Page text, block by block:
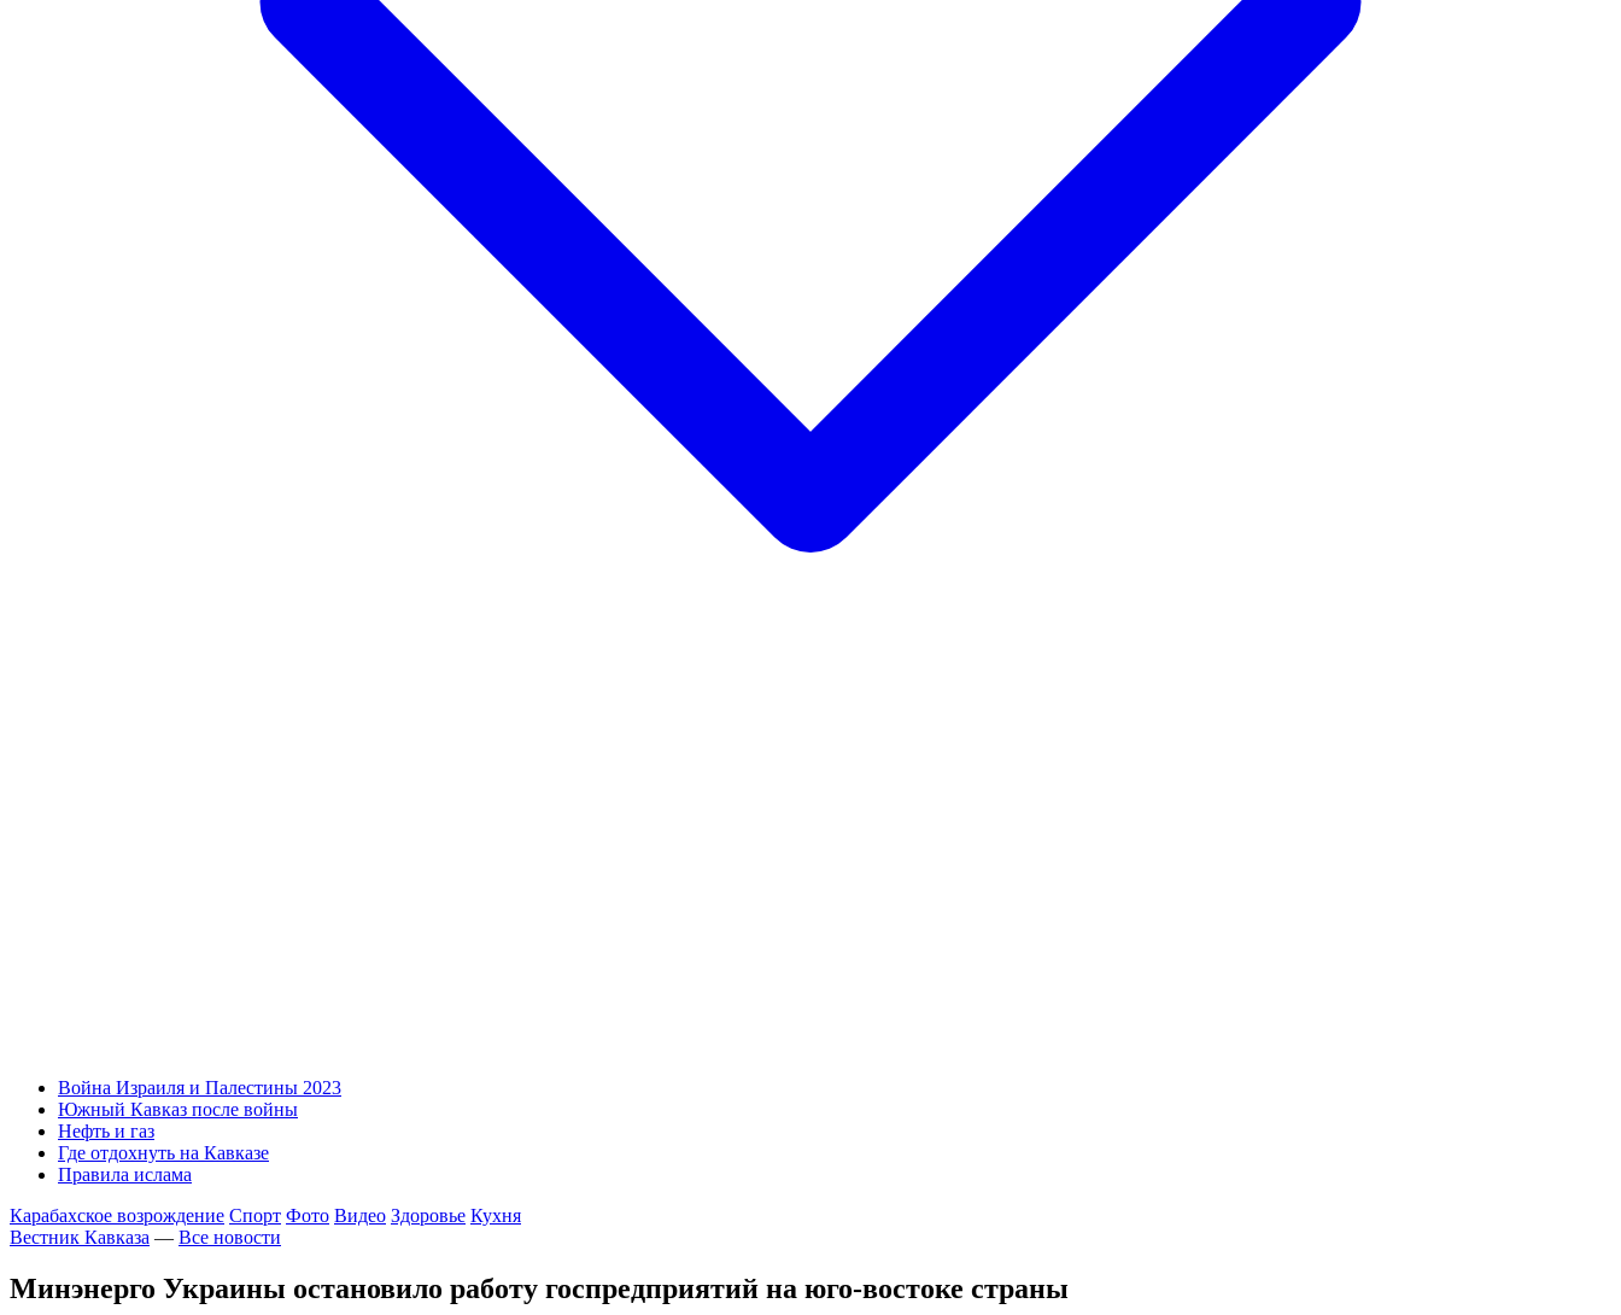
Война Израиля и Палестины 2023
Южный Кавказ после войны
Нефть и газ
Где отдохнуть на Кавказе
Правила ислама
Карабахское возрождение Спорт Фото Видео Здоровье Кухня
Вестник Кавказа — Все новости
Минэнерго Украины остановило работу госпредприятий на юго-востоке страны